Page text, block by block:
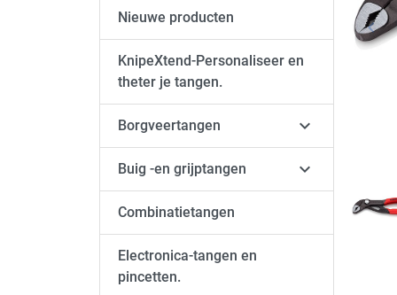
Nieuwe producten
KnipeXtend-Personaliseer en
theter je tangen.
Borgveertangen 
Buig -en grijptangen 
Combinatietangen
Electronica-tangen en
pincetten.
keyboard_arrow_left